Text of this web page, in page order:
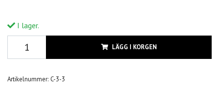
I lager.
LÄGG I KORGEN
Artikelnummer: C-3-3